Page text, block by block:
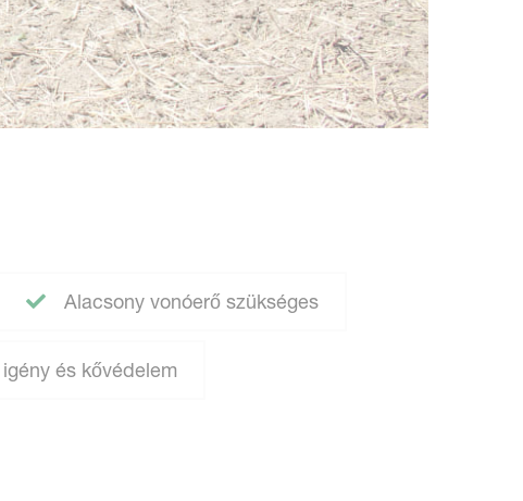
Alacsony vonóerő szükséges
és kővédelem